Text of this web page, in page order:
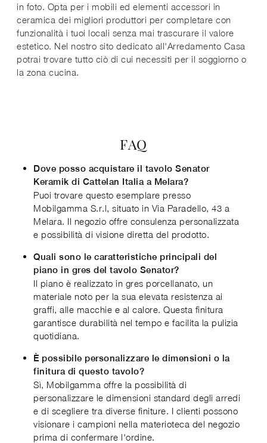
in foto. Opta per i mobili ed elementi accessori in
ceramica dei migliori produttori per completare con
funzionalità i tuoi locali senza mai trascurare il valore
estetico. Nel nostro sito dedicato all'Arredamento Casa
potrai trovare tutto ciò di cui necessiti per il soggiorno o
la zona cucina.
FAQ
Dove posso acquistare il tavolo Senator
Keramik di Cattelan Italia a Melara?
Puoi trovare questo esemplare presso
Mobilgamma S.r.l, situato in Via Paradello, 43 a
Melara. Il negozio offre consulenza personalizzata
e possibilità di visione diretta del prodotto.
Quali sono le caratteristiche principali del
piano in gres del tavolo Senator?
Il piano è realizzato in gres porcellanato, un
materiale noto per la sua elevata resistenza ai
graffi, alle macchie e al calore. Questa finitura
garantisce durabilità nel tempo e facilita la pulizia
quotidiana.
È possibile personalizzare le dimensioni o la
finitura di questo tavolo?
Sì, Mobilgamma offre la possibilità di
personalizzare le dimensioni standard degli arredi
e di scegliere tra diverse finiture. I clienti possono
visionare i campioni nella materioteca del negozio
prima di confermare l'ordine.